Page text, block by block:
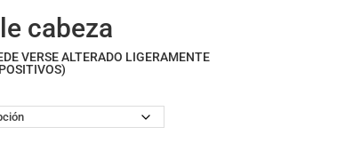
cabeza
VERSE ALTERADO LIGERAMENTE